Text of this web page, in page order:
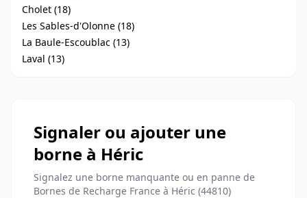
Cholet (18)
Les Sables-d'Olonne (18)
La Baule-Escoublac (13)
Laval (13)
Signaler ou ajouter une
borne à Héric
Signalez une borne manquante ou en panne de
Bornes de Recharge France à Héric (44810)